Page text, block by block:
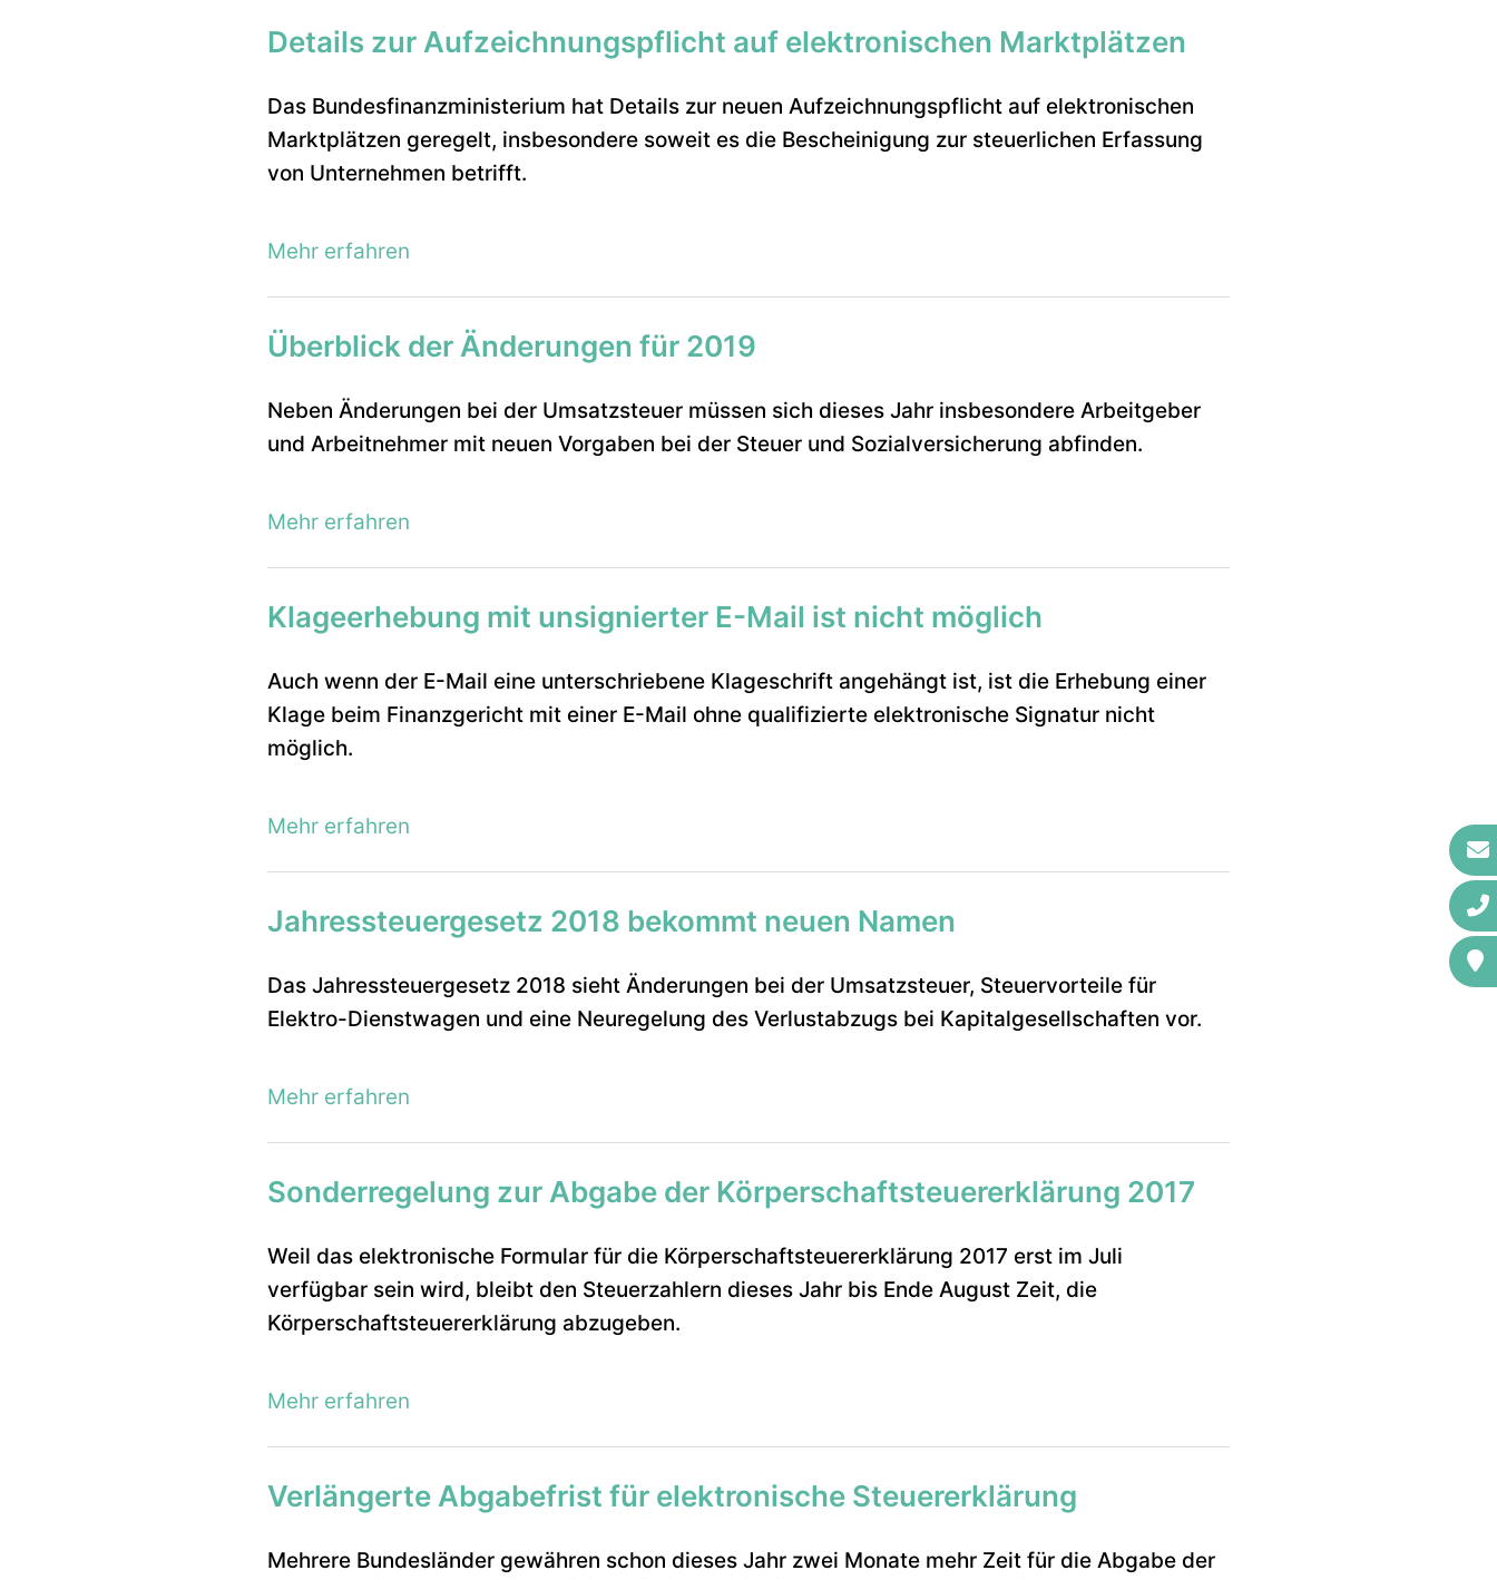
Details zur Aufzeichnungspflicht auf elektronischen Marktplätzen
Das Bundesfinanzministerium hat Details zur neuen Aufzeichnungspflicht auf elektronischen
Marktplätzen geregelt, insbesondere soweit es die Bescheinigung zur steuerlichen Erfassung
von Unternehmen betrifft.
Mehr erfahren
Überblick der Änderungen für 2019
Neben Änderungen bei der Umsatzsteuer müssen sich dieses Jahr insbesondere Arbeitgeber
und Arbeitnehmer mit neuen Vorgaben bei der Steuer und Sozialversicherung abfinden.
Mehr erfahren
Klageerhebung mit unsignierter E-Mail ist nicht möglich
Auch wenn der E-Mail eine unterschriebene Klageschrift angehängt ist, ist die Erhebung einer
Klage beim Finanzgericht mit einer E-Mail ohne qualifizierte elektronische Signatur nicht
möglich.
Mehr erfahren
Jahressteuergesetz 2018 bekommt neuen Namen
Das Jahressteuergesetz 2018 sieht Änderungen bei der Umsatzsteuer, Steuervorteile für
Elektro-Dienstwagen und eine Neuregelung des Verlustabzugs bei Kapitalgesellschaften vor.
Mehr erfahren
Sonderregelung zur Abgabe der Körperschaftsteuererklärung 2017
Weil das elektronische Formular für die Körperschaftsteuererklärung 2017 erst im Juli
verfügbar sein wird, bleibt den Steuerzahlern dieses Jahr bis Ende August Zeit, die
Körperschaftsteuererklärung abzugeben.
Mehr erfahren
Verlängerte Abgabefrist für elektronische Steuererklärung
Mehrere Bundesländer gewähren schon dieses Jahr zwei Monate mehr Zeit für die Abgabe der